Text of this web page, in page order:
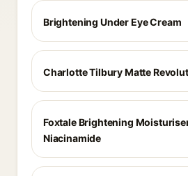
Brightening Under Eye Cream
Charlotte Tilbury Matte
Foxtale Brightening
Niacinamide